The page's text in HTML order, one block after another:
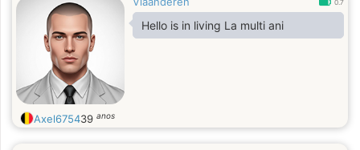
0.7
Hello is in living La multi ani
Axel675439 anos